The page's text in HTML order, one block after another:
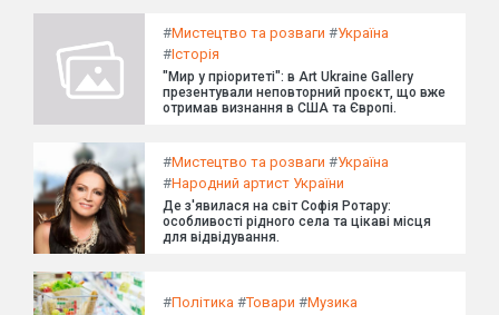
#Мистецтво та розваги #Україна
#Історія
"Мир у пріоритеті": в Art Ukraine Gallery
презентували неповторний проєкт, що вже
отримав визнання в США та Європі.
#Мистецтво та розваги #Україна
#Народний артист України
Де з'явилася на світ Софія Ротару:
особливості рідного села та цікаві місця
для відвідування.
#Політика #Товари #Музика